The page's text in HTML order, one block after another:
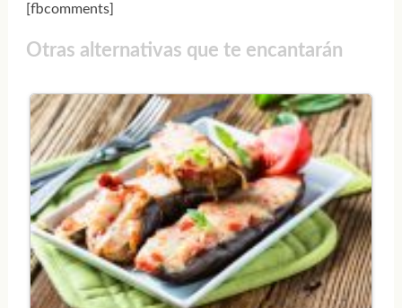
[fbcomments]
Otras alternativas que te encantarán